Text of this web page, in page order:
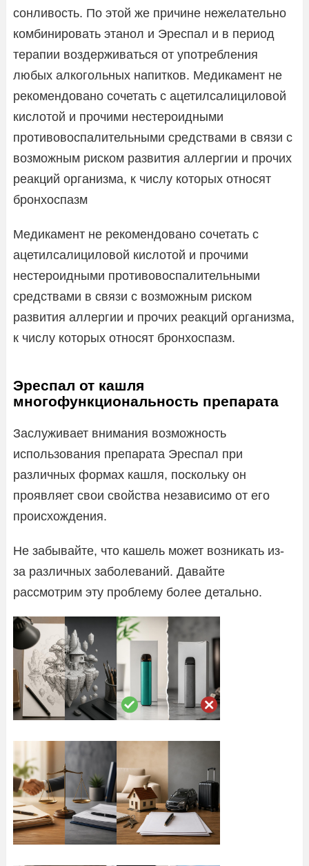
сонливость. По этой же причине нежелательно
комбинировать этанол и Эреспал и в период
терапии воздерживаться от употребления
любых алкогольных напитков. Медикамент не
рекомендовано сочетать с ацетилсалициловой
кислотой и прочими нестероидными
противовоспалительными средствами в связи с
возможным риском развития аллергии и прочих
реакций организма, к числу которых относят
бронхоспазм
Медикамент не рекомендовано сочетать с
ацетилсалициловой кислотой и прочими
нестероидными противовоспалительными
средствами в связи с возможным риском
развития аллергии и прочих реакций организма,
к числу которых относят бронхоспазм.
Эреспал от кашля
многофункциональность препарата
Заслуживает внимания возможность
использования препарата Эреспал при
различных формах кашля, поскольку он
проявляет свои свойства независимо от его
происхождения.
Не забывайте, что кашель может возникать из-
за различных заболеваний. Давайте
рассмотрим эту проблему более детально.